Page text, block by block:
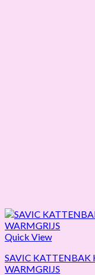
Quick View
SAVIC KATTENBAK
WARMGRIJS